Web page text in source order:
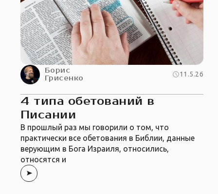
Борис
Грисенко
11.5.26
4 типа обетований в
Писании
В прошлый раз мы говорили о том, что
практически все обетования в Библии, данные
верующим в Бога Израиля, относились,
относятся и